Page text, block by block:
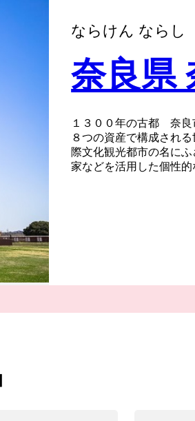
ならけん ならし
奈良県
１３００年の古都 奈良
８つの資産で構成され
際文化観光都市の名に
家などを活用した個性